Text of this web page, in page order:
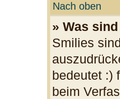
Nach oben
» Was
Smilies
bedeutet :)
beim